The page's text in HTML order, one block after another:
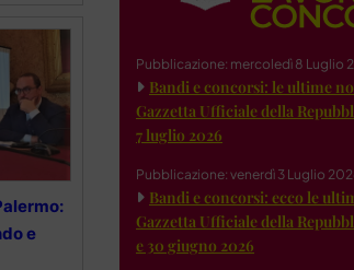
e
Pubblicazione: mercoledì 8 Luglio
Bandi e concorsi: le ultime
Gazzetta Ufficiale della
7 luglio 2026
Pubblicazione: venerdì 3 Luglio
Bandi e concorsi: ecco le
Gazzetta Ufficiale della
e 30 giugno 2026